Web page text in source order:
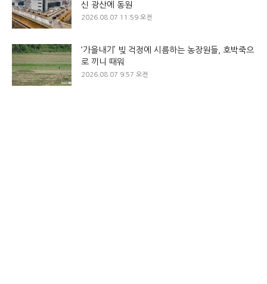
신 광산에 동원
2026.08.07 11:59 오전
‘가을내기’ 빚 걱정에 시름하는 농장원들, 호박죽으
로 끼니 때워
2026.08.07 9:57 오전